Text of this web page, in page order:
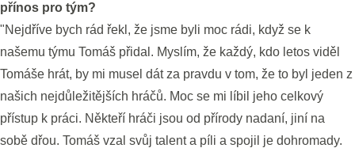
přínos pro tým?
"Nejdříve bych rád řekl, že jsme byli moc rádi, když se k
našemu týmu Tomáš přidal. Myslím, že každý, kdo letos viděl
Tomáše hrát, by mi musel dát za pravdu v tom, že to byl jeden z
našich nejdůležitějších hráčů. Moc se mi líbil jeho celkový
přístup k práci. Někteří hráči jsou od přírody nadaní, jiní na
sobě dřou. Tomáš vzal svůj talent a píli a spojil je dohromady.